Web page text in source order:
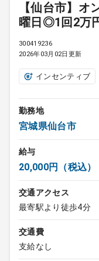
【仙台市】
曜日◎1回2万
300419236
2026年03月02日更新
インセンティブ
勤務地
宮城県仙台市
給与
20,000円（税込）
交通アクセス
最寄駅より徒歩4分
交通費
支給なし